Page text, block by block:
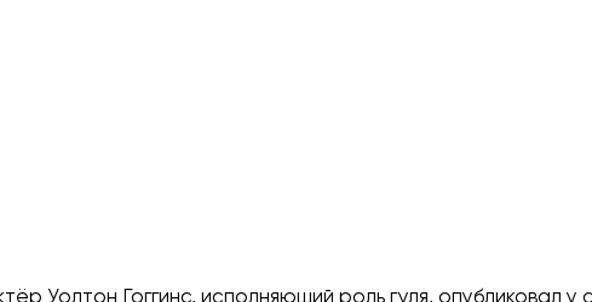
Уолтон Гоггинс, исполняющий роль гуля, опубликовал у